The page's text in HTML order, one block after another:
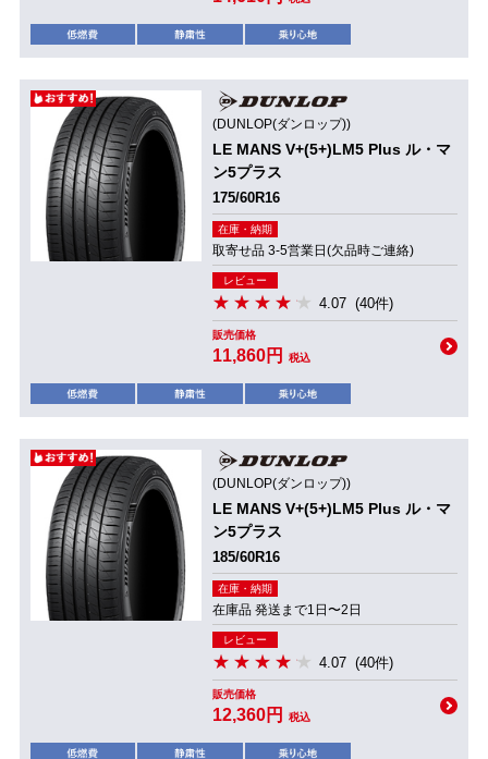
(DUNLOP(ダンロップ))
LE MANS V+(5+)LM5 Plus ル・マ
ン5プラス
175/60R16
在庫・納期
取寄せ品 3-5営業日(欠品時ご連絡)
レビュー
4.07 (40件)
販売価格
11,860円 税込
(DUNLOP(ダンロップ))
LE MANS V+(5+)LM5 Plus ル・マ
ン5プラス
185/60R16
在庫・納期
在庫品 発送まで1日〜2日
レビュー
4.07 (40件)
販売価格
12,360円 税込